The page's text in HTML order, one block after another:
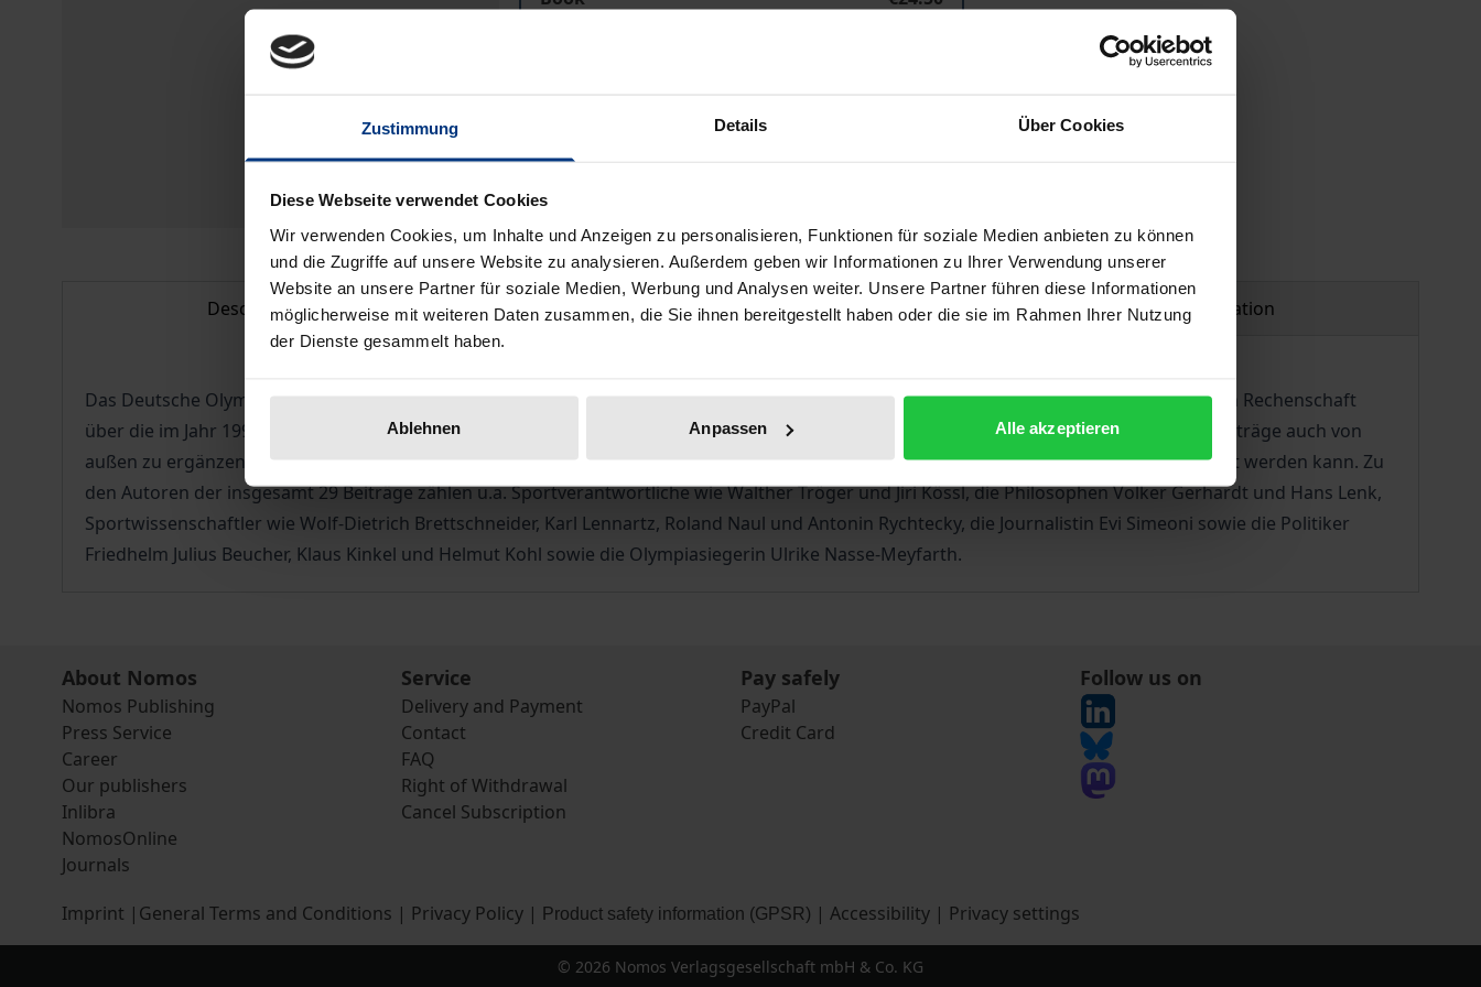
Zustimmung Details Über Cookies
Diese Webseite verwendet Cookies
Wir verwenden Cookies, um Inhalte und Anzeigen zu personalisieren, Funktionen für soziale Medien anbieten zu können
und die Zugriffe auf unsere Website zu analysieren. Außerdem geben wir Informationen zu Ihrer Verwendung unserer
Website an unsere Partner für soziale Medien, Werbung und Analysen weiter. Unsere Partner führen diese Informationen
möglicherweise mit weiteren Daten zusammen, die Sie ihnen bereitgestellt haben oder die sie im Rahmen Ihrer Nutzung
der Dienste gesammelt haben.
Ablehnen Anpassen Alle akzeptieren
Add to Cart
Delivery cost notice
Description Bibliographical data Product safety information
Das Deutsche Olympische Institut setzt mit diesem Band die 1997 begonnene Reihe 'Jahrbuch des DOI' fort. Die Beiträge geben zum einen Rechenschaft
über die im Jahr 1999 am Institut geleistete Arbeit. Darüber hinaus spiegeln sie das ständige Bemühen des Instituts, seine Arbeit durch Beiträge auch von
außen zu ergänzen um weitere fruchtbare Denkanstöße, mit denen die aktuelle Debatte um Sport und Olympismus kompetent bereichert werden kann. Zu
den Autoren der insgesamt 29 Beiträge zählen u.a. Sportverantwortliche wie Walther Tröger und Jiri Kössl, die Philosophen Volker Gerhardt und Hans Lenk,
Sportwissenschaftler wie Wolf-Dietrich Brettschneider, Karl Lennartz, Roland Naul und Antonin Rychtecky, die Journalistin Evi Simeoni sowie die Politiker
Friedhelm Julius Beucher, Klaus Kinkel und Helmut Kohl sowie die Olympiasiegerin Ulrike Nasse-Meyfarth.
About Nomos
Nomos Publishing
Press Service
Career
Our publishers
Inlibra
NomosOnline
Journals
Service
Delivery and Payment
Contact
FAQ
Right of Withdrawal
Cancel Subscription
Pay safely
PayPal
Credit Card
Follow us on
Imprint | General Terms and Conditions | Privacy Policy | Product safety information (GPSR) | Accessibility | Privacy settings
© 2026 Nomos Verlagsgesellschaft mbH & Co. KG